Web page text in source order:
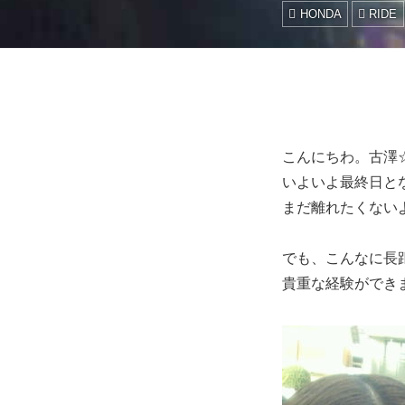
HONDA RIDE
こんにちわ。古
いよいよ最終日
まだ離れたくない
でも、こんなに長
貴重な経験ができ